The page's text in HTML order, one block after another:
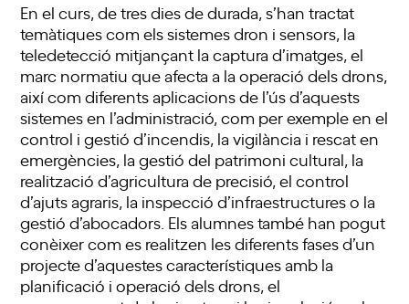
En el curs, de tres dies de durada, s’han tractat
temàtiques com els sistemes dron i sensors, la
teledetecció mitjançant la captura d’imatges, el
marc normatiu que afecta a la operació dels drons,
així com diferents aplicacions de l’ús d’aquests
sistemes en l’administració, com per exemple en el
control i gestió d’incendis, la vigilància i rescat en
emergències, la gestió del patrimoni cultural, la
realització d’agricultura de precisió, el control
d’ajuts agraris, la inspecció d’infraestructures o la
gestió d’abocadors. Els alumnes també han pogut
conèixer com es realitzen les diferents fases d’un
projecte d’aquestes característiques amb la
planificació i operació dels drons, el